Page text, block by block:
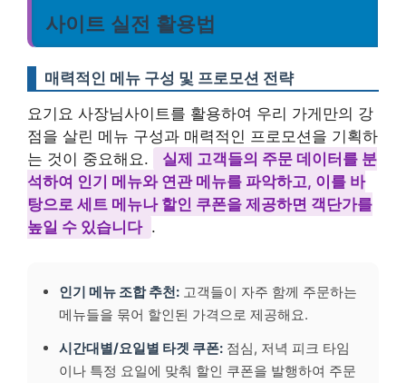
사이트 실전 활용법
매력적인 메뉴 구성 및 프로모션 전략
요기요 사장님사이트를 활용하여 우리 가게만의 강
점을 살린 메뉴 구성과 매력적인 프로모션을 기획하
는 것이 중요해요.
실제 고객들의 주문 데이터를 분
석하여 인기 메뉴와 연관 메뉴를 파악하고, 이를 바
탕으로 세트 메뉴나 할인 쿠폰을 제공하면 객단가를
높일 수 있습니다 .
인기 메뉴 조합 추천: 고객들이 자주 함께 주문하는
메뉴들을 묶어 할인된 가격으로 제공해요.
시간대별/요일별 타겟 쿠폰: 점심, 저녁 피크 타임
이나 특정 요일에 맞춰 할인 쿠폰을 발행하여 주문